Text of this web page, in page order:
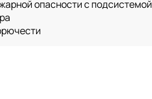
опасности с подсистемой